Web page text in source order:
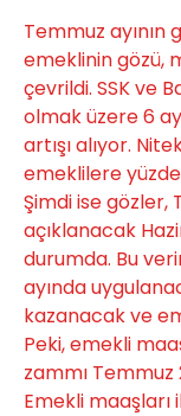
Temmuz
emeklinin gözü,
çevrildi. SSK ve
olmak üzere 6
artışı alıyor.
emeklilere yüzde
Şimdi ise gözler,
açıklanacak
durumda. Bu
ayında
kazanacak ve
Peki, emekli
zammı
Emekli